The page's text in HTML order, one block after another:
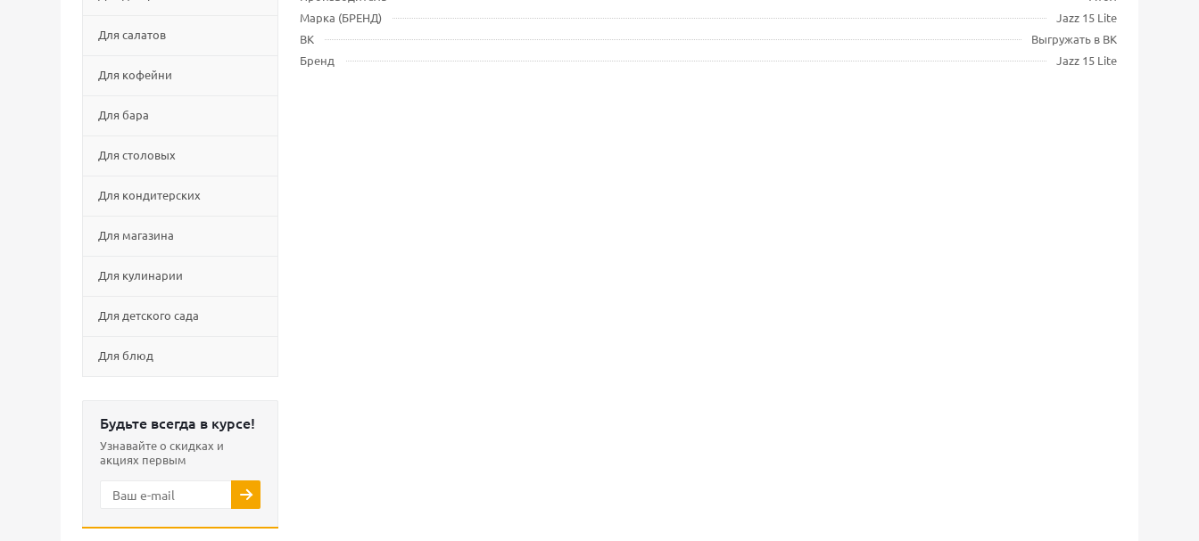
Для салатов
Для кофейни
Для бара
Для столовых
Для кондитерских
Для магазина
Для кулинарии
Для детского сада
Для блюд
Будьте всегда в курсе!
Узнавайте о скидках и
акциях первым
Марка (БРЕНД)
Jazz 15 Lite
ВК
Выгружать в ВК
Бренд
Jazz 15 Lite